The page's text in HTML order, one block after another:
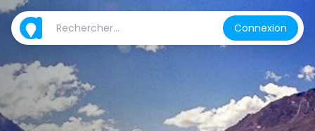
Connexion